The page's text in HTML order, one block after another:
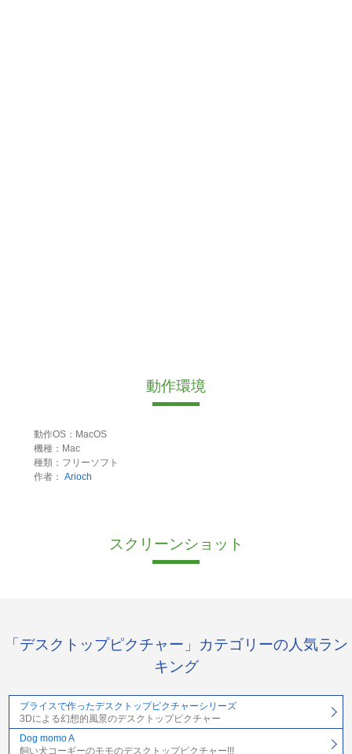
動作環境
動作OS：MacOS
機種：Mac
種類：フリーソフト
作者： Arioch
スクリーンショット
「デスクトップピクチャー」カテゴリーの人気ラン
キング
ブライスで作ったデスクトップピクチャーシリーズ
3Dによる幻想的風景のデスクトップピクチャー
Dog momo A
飼い犬コーギーのモモのデスクトップピクチャー!!!